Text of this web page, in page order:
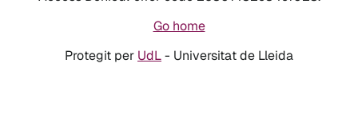
Go home
Protegit per UdL- Universitat de Lleida